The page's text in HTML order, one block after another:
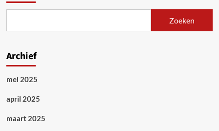
Zoeken
Archief
mei 2025
april 2025
maart 2025